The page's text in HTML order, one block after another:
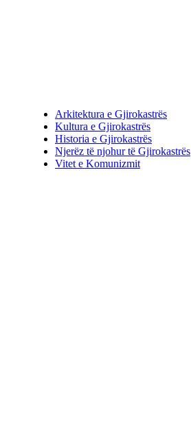
Arkitektura e Gjirokastrës
Kultura e Gjirokastrës
Historia e Gjirokastrës
Njerëz të njohur të Gjirokastrës
Vitet e Komunizmit